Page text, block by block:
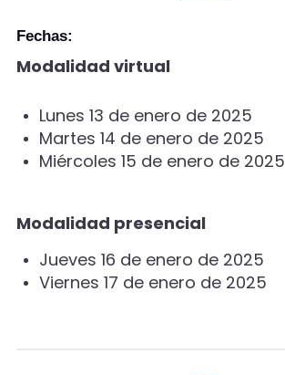
Fechas:
Modalidad virtual
Lunes 13 de enero de 2025
Martes 14 de enero de 2025
Miércoles 15 de enero de 2025
Modalidad presencial
Jueves 16 de enero de 2025
Viernes 17 de enero de 2025